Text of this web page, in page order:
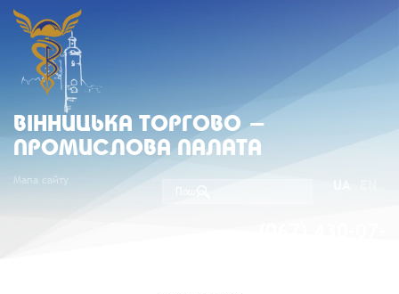
ВIННИЦЬКА ТОРГОВО -
ПРОМИСЛОВА ПАЛАТА
Мапа сайту